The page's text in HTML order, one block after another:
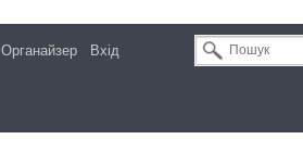
Органайзер Вхід